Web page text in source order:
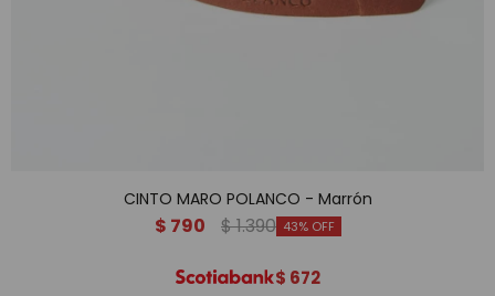
CINTO MARO POLANCO - Marrón
$ 790 $1.390 43
$ 672